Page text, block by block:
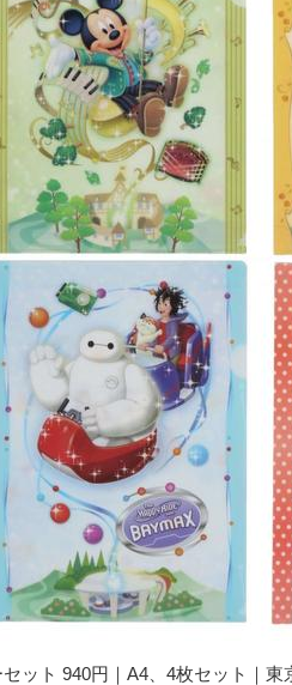
ット 940円｜A4、4枚セット｜